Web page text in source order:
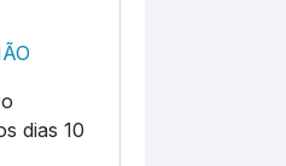
dias 10